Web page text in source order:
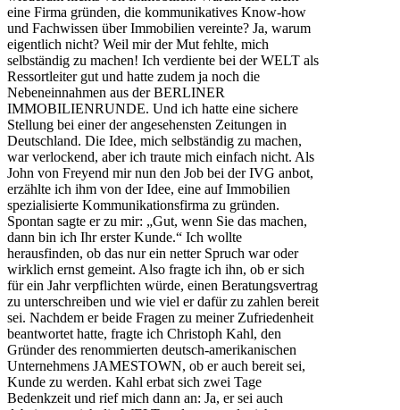
eine Firma gründen, die kommunikatives Know-how
und Fachwissen über Immobilien vereinte? Ja, warum
eigentlich nicht? Weil mir der Mut fehlte, mich
selbständig zu machen! Ich verdiente bei der WELT als
Ressortleiter gut und hatte zudem ja noch die
Nebeneinnahmen aus der BERLINER
IMMOBILIENRUNDE. Und ich hatte eine sichere
Stellung bei einer der angesehensten Zeitungen in
Deutschland. Die Idee, mich selbständig zu machen,
war verlockend, aber ich traute mich einfach nicht. Als
John von Freyend mir nun den Job bei der IVG anbot,
erzählte ich ihm von der Idee, eine auf Immobilien
spezialisierte Kommunikationsfirma zu gründen.
Spontan sagte er zu mir: „Gut, wenn Sie das machen,
dann bin ich Ihr erster Kunde.“ Ich wollte
herausfinden, ob das nur ein netter Spruch war oder
wirklich ernst gemeint. Also fragte ich ihn, ob er sich
für ein Jahr verpflichten würde, einen Beratungsvertrag
zu unterschreiben und wie viel er dafür zu zahlen bereit
sei. Nachdem er beide Fragen zu meiner Zufriedenheit
beantwortet hatte, fragte ich Christoph Kahl, den
Gründer des renommierten deutsch-amerikanischen
Unternehmens JAMESTOWN, ob er auch bereit sei,
Kunde zu werden. Kahl erbat sich zwei Tage
Bedenkzeit und rief mich dann an: Ja, er sei auch